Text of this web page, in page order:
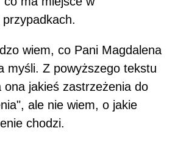
wiem, co Pani Magdalena
myśli. Z powyższego tekstu
ona jakieś zastrzeżenia do
ale nie wiem, o jakie
chodzi.